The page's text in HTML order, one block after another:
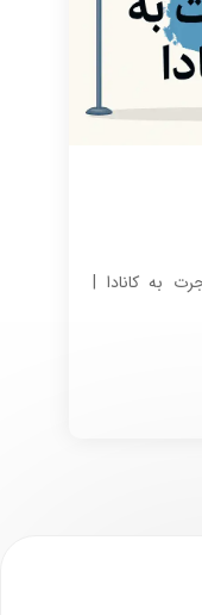
به کانادا |